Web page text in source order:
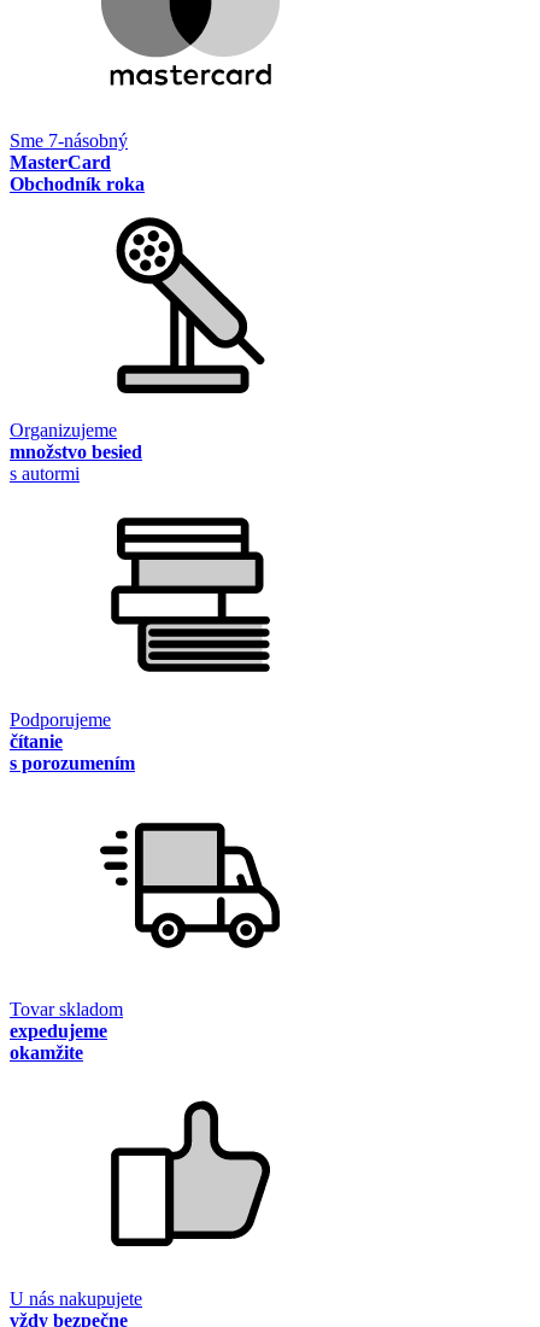
Sme 7-násobný
MasterCard
Obchodník roka
Organizujeme
množstvo besied
s autormi
Podporujeme
čítanie
s porozumením
Tovar skladom
expedujeme
okamžite
U nás nakupujete
vždy bezpečne